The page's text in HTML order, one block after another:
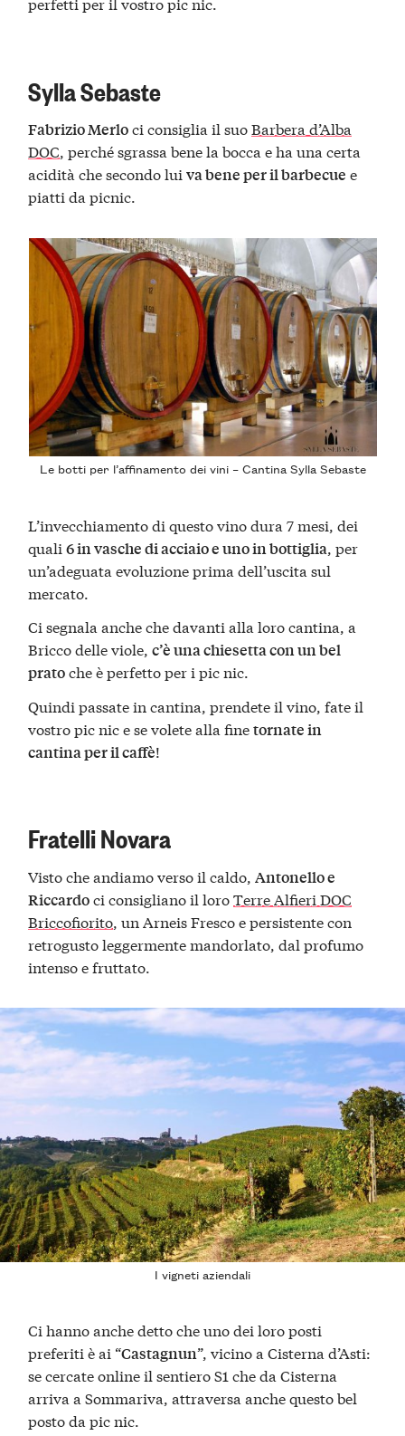
Sylla Sebaste
Fabrizio Merloci consiglia il suoBarbera d’Alba
DOC, perché sgrassa bene la bocca e ha una certa
acidità che secondo luiva bene per il barbecue e
piatti da picnic.
Le botti per l’affinamento dei vini – Cantina Sylla Sebaste
L’invecchiamento di questo vino dura 7 mesi, dei
quali6 in vasche di acciaio e uno in bottiglia, per
un’adeguata evoluzione prima dell’uscita sul
mercato.
Ci segnala anche che davanti alla loro cantina, a
Bricco delle viole,c’è una chiesetta con un bel
pratoche è perfetto per i pic nic.
Quindi passate in cantina, prendete il vino, fate il
vostro pic nic e se volete alla finetornate in
cantina per il caffè!
Fratelli Novara
Visto che andiamo verso il caldo,Antonello e
Riccardoci consigliano il loroTerre Alfieri DOC
Briccofiorito, un Arneis Fresco e persistente con
retrogusto leggermente mandorlato, dal profumo
intenso e fruttato.
I vigneti aziendali
Ci hanno anche detto che uno dei loro posti
preferiti è ai “Castagnun”, vicino a Cisterna d’Asti:
se cercate online il sentiero S1 che da Cisterna
arriva a Sommariva, attraversa anche questo bel
posto da pic nic.